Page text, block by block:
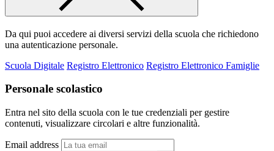
Da qui puoi accedere ai diversi servizi della scuola che richiedono
una autenticazione personale.
Scuola Digitale Registro Elettronico Registro Elettronico Famiglie
Personale scolastico
Entra nel sito della scuola con le tue credenziali per gestire
contenuti, visualizzare circolari e altre funzionalità.
Email address